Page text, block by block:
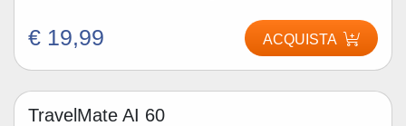
€ 19,99 ACQUISTA
TravelMate AI 60